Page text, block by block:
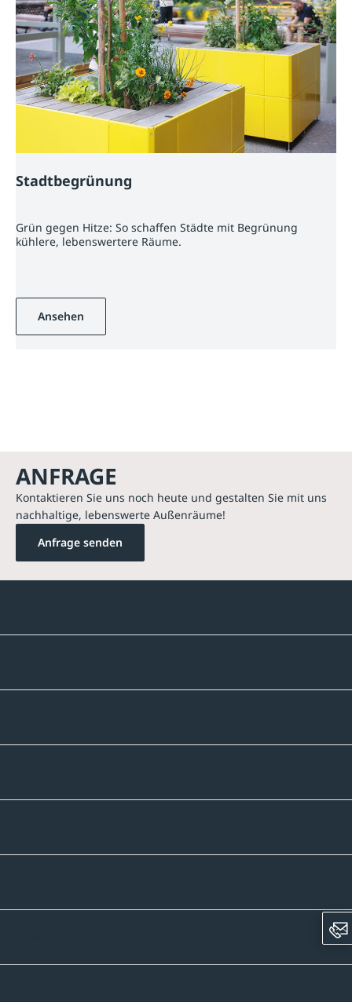
Stadtbegrünung
Grün gegen Hitze: So schaffen Städte mit Begrünung
kühlere, lebenswertere Räume.
Ansehen
ANFRAGE
Kontaktieren Sie uns noch heute und gestalten Sie mit uns
nachhaltige, lebenswerte Außenräume!
Anfrage senden